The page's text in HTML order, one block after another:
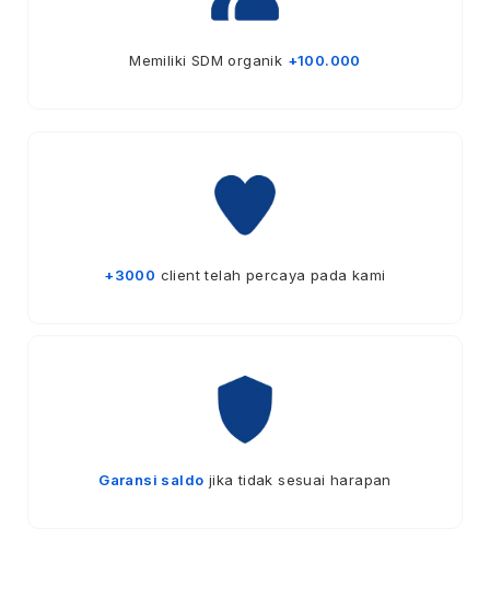
Memiliki SDM organik +100.000
+3000 client telah percaya pada kami
Garansi saldo jika tidak sesuai harapan